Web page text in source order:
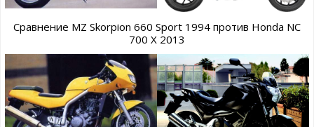
Сравнение MZ Skorpion 660 Sport 1994 против Honda NC
700 X 2013